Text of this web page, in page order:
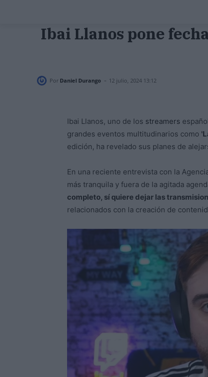
Ibai Llanos pone
Por Daniel Durango - 12 julio, 2024 13:12
Ibai Llanos, uno de los streamers
grandes eventos multitudinarios como
edición, ha revelado sus planes de
En una reciente entrevista con la
más tranquila y fuera de la agitada
completo, sí quiere dejar las
relacionados con la creación de